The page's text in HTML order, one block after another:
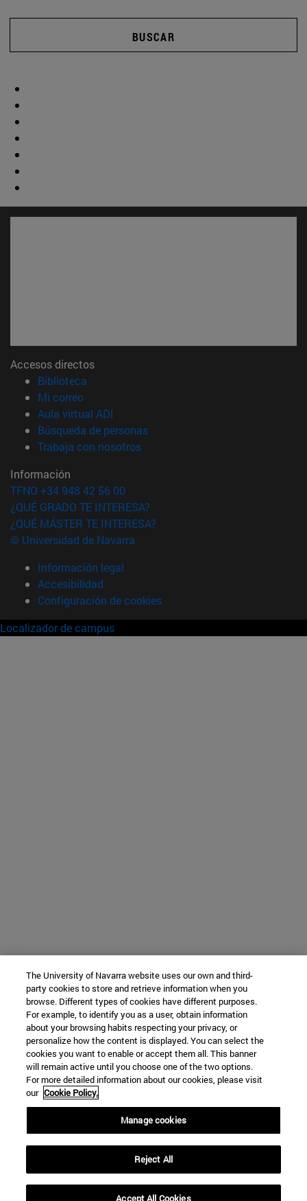
BUSCAR
Accesos directos
Biblioteca
Mi correo(abre en nueva ventana)
Aula virtual ADI
Búsqueda de personas(abre en nueva ventana)
Trabaja con nosotros(abre en nueva ventana)
Información
TFNO +34 948 42 56 00
¿QUÉ GRADO TE INTERESA?
¿QUÉ MÁSTER TE INTERESA?
© Universidad de Navarra
Información legal
Accesibilidad
Configuración de cookies
Localizador de campus
The University of Navarra website uses our own and third-
party cookies to store and retrieve information when you
browse. Different types of cookies have different purposes.
For example, to identify you as a user, obtain information
about your browsing habits respecting your privacy, or
personalize how the content is displayed. You can select the
cookies you want to enable or accept them all. This banner
will remain active until you choose one of the two options.
For more detailed information about our cookies, please visit
our Cookie Policy.
Manage cookies
Reject All
Accept All Cookies